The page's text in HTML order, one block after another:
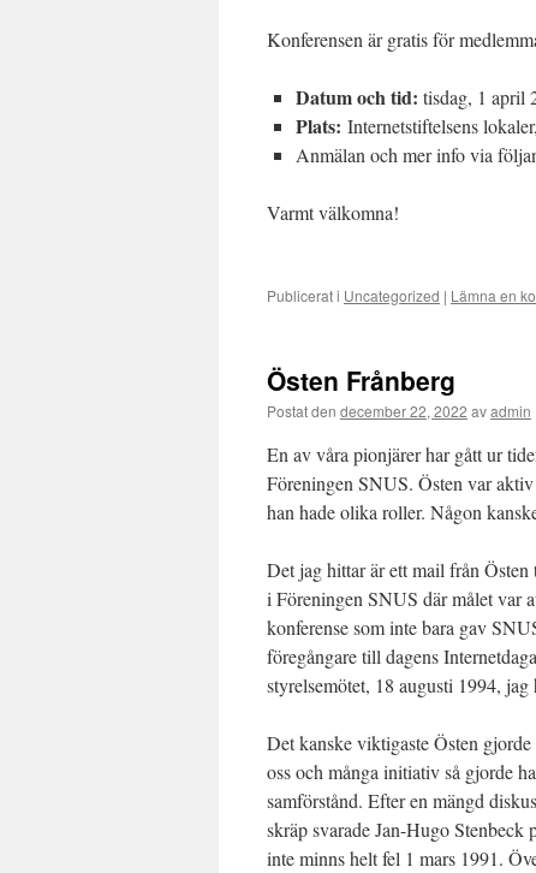
Konferensen är gratis för
Datum och tid: tisdag, 1 april
Plats: Internetstiftelsens
Anmälan och mer info via
Varmt välkomna!
Publicerat i Uncategorized | Lämna en
Östen Frånberg
Postat den december 22, 2022 avadmin
En av våra pionjärer har gått ur
Föreningen SNUS. Östen var
han hade olika roller. Någon
Det jag hittar är ett mail från
i Föreningen SNUS där målet var
konferense som inte bara gav
föregångare till dagens
styrelsemötet, 18 augusti 1994,
Det kanske viktigaste Östen
oss och många initiativ så gjorde
samförstånd. Efter en mängd
skräp svarade Jan-Hugo
inte minns helt fel 1 mars 1991.